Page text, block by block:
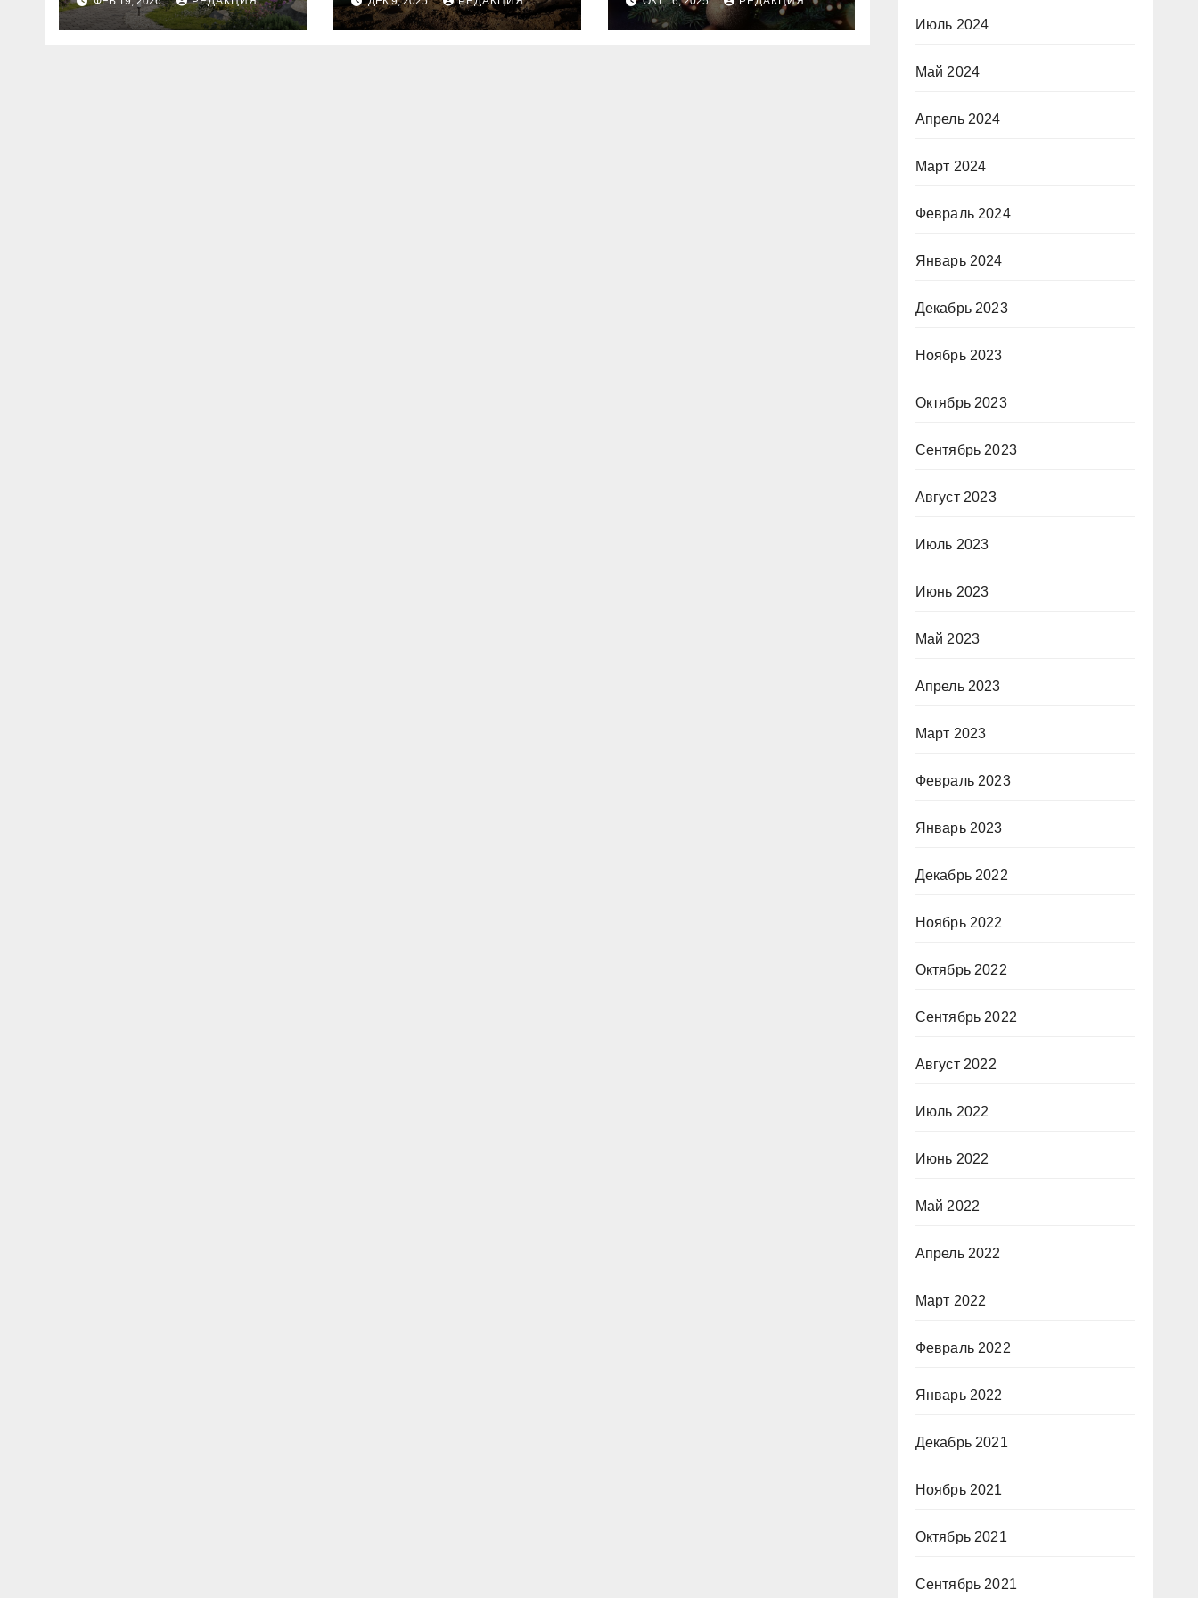
планирование
бюджета
для идеального
праздника
Июль 2024
Май 2024
Апрель 2024
Март 2024
Февраль 2024
Январь 2024
Декабрь 2023
Ноябрь 2023
Октябрь 2023
Сентябрь 2023
Август 2023
Июль 2023
Июнь 2023
Май 2023
Апрель 2023
Март 2023
Февраль 2023
Январь 2023
Декабрь 2022
Ноябрь 2022
Октябрь 2022
Сентябрь 2022
Август 2022
Июль 2022
Июнь 2022
Май 2022
Апрель 2022
Март 2022
Февраль 2022
Январь 2022
Декабрь 2021
Ноябрь 2021
Октябрь 2021
Сентябрь 2021